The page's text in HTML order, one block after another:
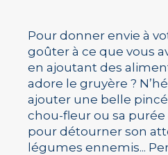
Pour donner envie à
goûter à ce que vous
en ajoutant des
adore le gruyère ?
ajouter une belle
chou-fleur ou sa
pour détourner son
légumes ennemis...